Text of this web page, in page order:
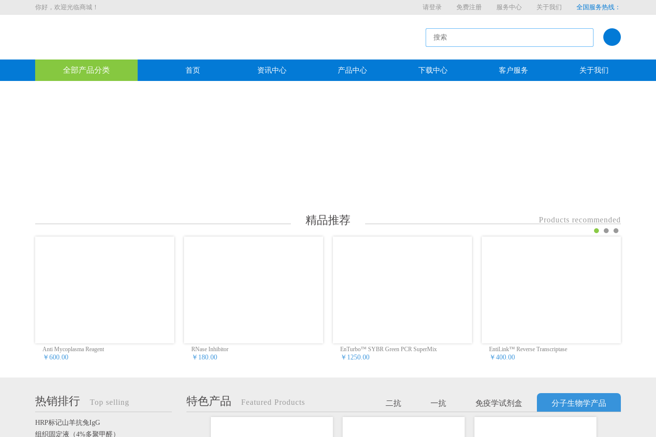
你好，欢迎光临商城！ 请登录 免费注册 服务中心 关于我们 全国服务热线：
全部产品分类 首页 资讯中心 产品中心 下载中心 客户服务 关于我们
精品推荐 Products recommended
Anti Mycoplasma Reagent
￥600.00
RNase Inhibitor
￥180.00
EnTurbo™ SYBR Green PCR SuperMix
￥1250.00
EntiLink™ Reverse Transcriptase
￥400.00
热销排行 Top selling
HRP标记山羊抗兔IgG
组织固定液（4%多聚甲醛）
特色产品 Featured Products 二抗 一抗 免疫学试剂盒 分子生物学产品